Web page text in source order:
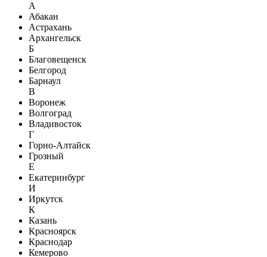
А
Абакан
Астрахань
Архангельск
Б
Благовещенск
Белгород
Барнаул
В
Воронеж
Волгоград
Владивосток
Г
Горно-Алтайск
Грозный
Е
Екатеринбург
И
Иркутск
К
Казань
Красноярск
Краснодар
Кемерово